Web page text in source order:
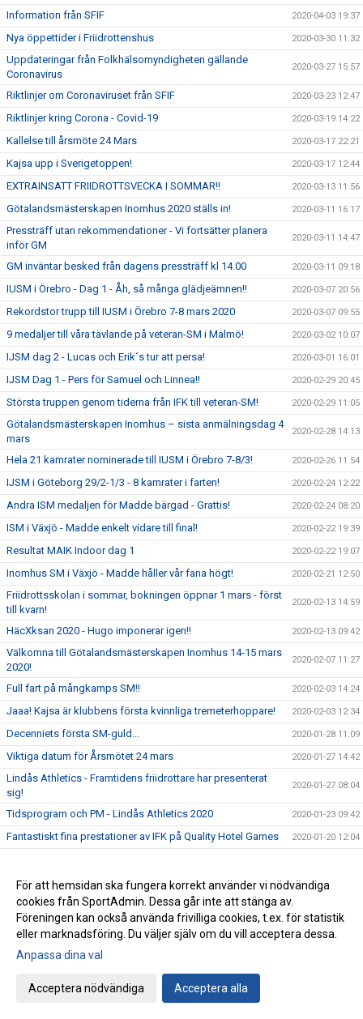
Information från SFIF 2020-04-03 19:37
Nya öppettider i Friidrottenshus 2020-03-30 11:32
Uppdateringar från Folkhälsomyndigheten gällande
Coronavirus
2020-03-27 15:57
Riktlinjer om Coronaviruset från SFIF 2020-03-23 12:47
Riktlinjer kring Corona - Covid-19 2020-03-19 14:22
Kallelse till årsmöte 24 Mars 2020-03-17 22:21
Kajsa upp i Sverigetoppen! 2020-03-17 12:44
EXTRAINSATT FRIIDROTTSVECKA I SOMMAR!! 2020-03-13 11:56
Götalandsmästerskapen Inomhus 2020 ställs in! 2020-03-11 16:17
Pressträff utan rekommendationer - Vi fortsätter planera
inför GM
2020-03-11 14:47
GM inväntar besked från dagens pressträff kl 14.00 2020-03-11 09:18
IUSM i Örebro - Dag 1 - Åh, så många glädjeämnen!! 2020-03-07 20:56
Rekordstor trupp till IUSM i Örebro 7-8 mars 2020 2020-03-07 09:55
9 medaljer till våra tävlande på veteran-SM i Malmö! 2020-03-02 10:07
IJSM dag 2 - Lucas och Erik´s tur att persa! 2020-03-01 16:01
IJSM Dag 1 - Pers för Samuel och Linnea!! 2020-02-29 20:45
Största truppen genom tiderna från IFK till veteran-SM! 2020-02-29 11:05
Götalandsmästerskapen Inomhus – sista anmälningsdag 4
mars
2020-02-28 14:13
Hela 21 kamrater nominerade till IUSM i Örebro 7-8/3! 2020-02-26 11:54
IJSM i Göteborg 29/2-1/3 - 8 kamrater i farten! 2020-02-24 12:22
Andra ISM medaljen för Madde bärgad - Grattis! 2020-02-24 08:20
ISM i Växjö - Madde enkelt vidare till final! 2020-02-22 19:39
Resultat MAIK Indoor dag 1 2020-02-22 19:07
Inomhus SM i Växjö - Madde håller vår fana högt! 2020-02-21 12:50
Friidrottsskolan i sommar, bokningen öppnar 1 mars - först
till kvarn!
2020-02-13 14:59
HäcXksan 2020 - Hugo imponerar igen!! 2020-02-13 09:42
Välkomna till Götalandsmästerskapen Inomhus 14-15 mars
2020!
2020-02-07 11:27
Full fart på mångkamps SM!! 2020-02-03 14:24
Jaaa! Kajsa är klubbens första kvinnliga tremeterhoppare! 2020-02-03 12:34
Decenniets första SM-guld... 2020-01-28 11:09
Viktiga datum för Årsmötet 24 mars 2020-01-27 14:42
Lindås Athletics - Framtidens friidrottare har presenterat
sig!
2020-01-27 08:04
Tidsprogram och PM - Lindås Athletics 2020 2020-01-23 09:42
Fantastiskt fina prestationer av IFK på Quality Hotel Games 2020-01-20 12:04
Välkomna till Lindås Athletics-anmälan är öppen! 2020-01-09 13:50
Gröten och ruschen: framgången fortsätter! 2019-12-17 09:39
Terminsavslutning för våra yngsta aktiva födda 2012 2019-12-16 09:29
Julklappsjakten - Three on the bounce!!
Det är dags att återanmäla sig till VT-20 (yngre grupper)
För att hemsidan ska fungera korrekt använder vi nödvändiga
cookies från SportAdmin. Dessa går inte att stänga av.
Föreningen kan också använda frivilliga cookies, t.ex. för statistik
eller marknadsföring. Du väljer själv om du vill acceptera dessa.
Anpassa dina val
Acceptera nödvändiga Acceptera alla